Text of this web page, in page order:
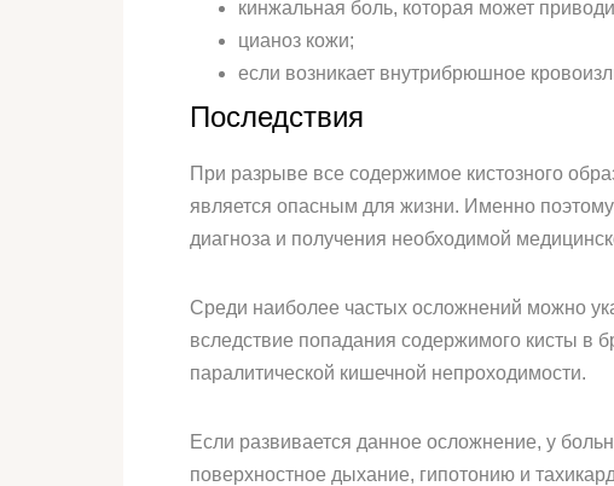
кинжальная боль, которая может
цианоз кожи;
если возникает внутрибрюшное
Последствия
При разрыве все содержимое кистозного
является опасным для жизни. Именно
диагноза и получения необходимой
Среди наиболее частых осложнений можно
вследствие попадания содержимого кисты в
паралитической кишечной непроходимости.
Если развивается данное осложнение, у
поверхностное дыхание, гипотонию и